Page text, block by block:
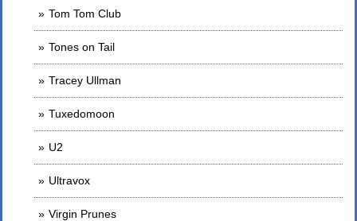
Tom Tom Club
Tones on Tail
Tracey Ullman
Tuxedomoon
U2
Ultravox
Virgin Prunes